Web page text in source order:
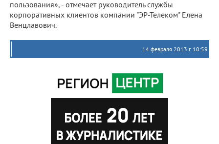
пользования», - отмечает руководитель службы
корпоративных клиентов компании "ЭР-Телеком" Елена
Венцлавович.
14 февраля 2013 г. 10:59